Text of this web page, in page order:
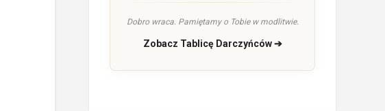
Dobro wraca. Pamiętamy o Tobie w modlitwie.
Zobacz Tablicę Darczyńców ➔